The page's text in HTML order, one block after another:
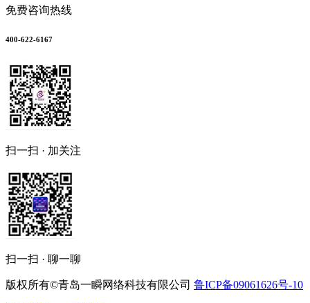
免费咨询热线
400-622-6167
扫一扫 · 加关注
扫一扫 · 聊一聊
版权所有©青岛一瞬网络科技有限公司 鲁ICP备09061626号-10